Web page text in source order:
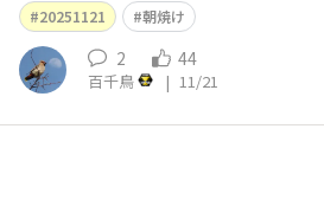
20251121 朝焼け
2 44
百千鳥 | 11/21